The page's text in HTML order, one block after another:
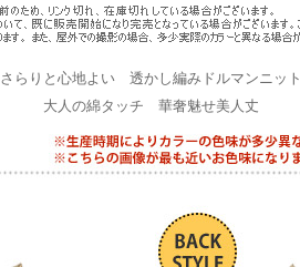
さらりと心地よい 透かし編みドルマンニット
大人の綿タッチ 華奢魅せ美人丈